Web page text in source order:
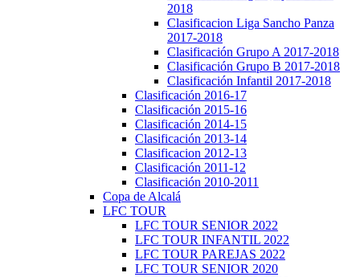
2018
Clasificacion Liga Sancho Panza
2017-2018
Clasificación Grupo A 2017-2018
Clasificación Grupo B 2017-2018
Clasificación Infantil 2017-2018
Clasificación 2016-17
Clasificación 2015-16
Clasificación 2014-15
Clasificación 2013-14
Clasificacion 2012-13
Clasificación 2011-12
Clasificación 2010-2011
Copa de Alcalá
LFC TOUR
LFC TOUR SENIOR 2022
LFC TOUR INFANTIL 2022
LFC TOUR PAREJAS 2022
LFC TOUR SENIOR 2020